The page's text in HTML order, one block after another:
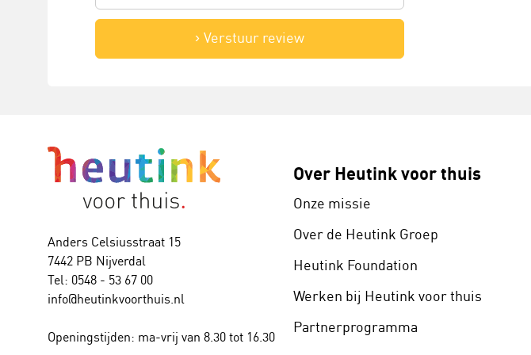
Verstuur review
Anders Celsiusstraat 15
7442 PB Nijverdal
Tel: 0548 - 53 67 00
info@heutinkvoorthuis.nl
Openingstijden: ma-vrij van 8.30 tot 16.30
Over Heutink voor thuis
Onze missie
Over de Heutink Groep
Heutink Foundation
Werken bij Heutink voor thuis
Partnerprogramma